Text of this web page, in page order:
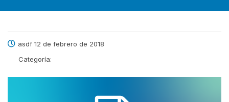
asdf 12 de febrero de 2018
Categoría: